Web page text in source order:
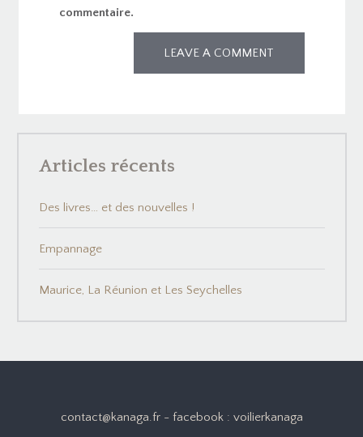
commentaire.
Articles récents
Des livres… et des nouvelles !
Empannage
Maurice, La Réunion et Les Seychelles
contact@kanaga.fr - facebook : voilierkanaga